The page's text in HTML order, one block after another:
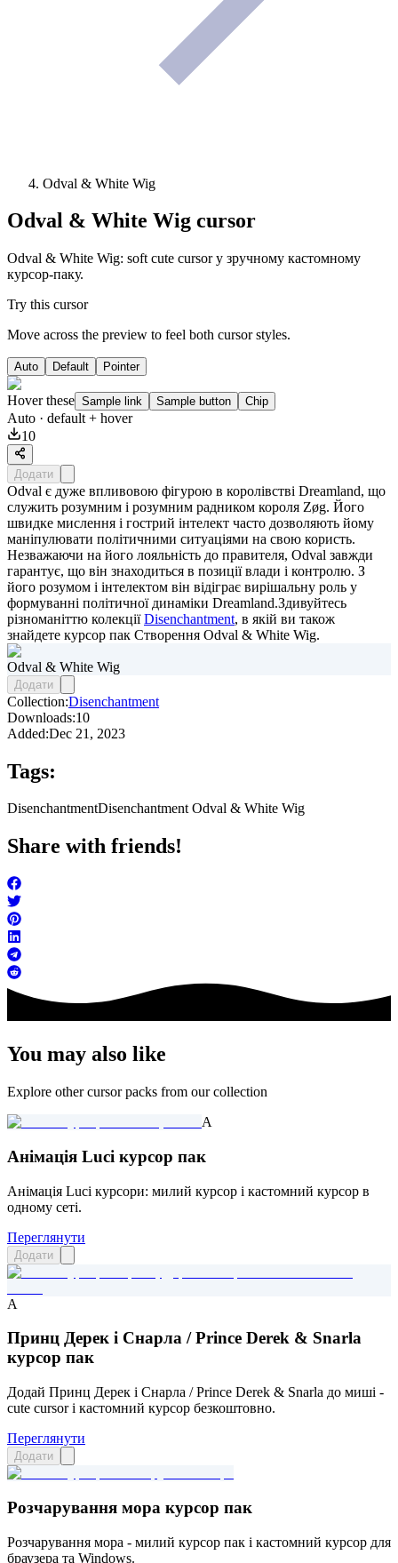
Odval & White Wig
Odval & White Wig cursor
Odval & White Wig: soft cute cursor у зручному кастомному
курсор-паку.
Try this cursor
Move across the preview to feel both cursor styles.
Auto Default Pointer
Hover these Sample link Sample button Chip
Auto · default + hover
10
Додати
Odval є дуже впливовою фігурою в королівстві Dreamland, що
служить розумним і розумним радником короля Zøg. Його
швидке мислення і гострий інтелект часто дозволяють йому
маніпулювати політичними ситуаціями на свою користь.
Незважаючи на його лояльність до правителя, Odval завжди
гарантує, що він знаходиться в позиції влади і контролю. З
його розумом і інтелектом він відіграє вирішальну роль у
формуванні політичної динаміки Dreamland.Здивуйтесь
різноманіттю колекціїDisenchantment, в якій ви також
знайдете курсор пак Створення Odval & White Wig.
Odval & White Wig
Додати
Collection:Disenchantment
Downloads:10
Added:Dec 21, 2023
Tags:
DisenchantmentDisenchantment Odval & White Wig
Share with friends!
You may also like
Explore other cursor packs from our collection
A
Анімація Luci курсор пак
Анімація Luci курсори: милий курсор і кастомний курсор в
одному сеті.
Переглянути
Додати
A
Принц Дерек і Снарла / Prince Derek & Snarla
курсор пак
Додай Принц Дерек і Снарла / Prince Derek & Snarla до миші -
cute cursor і кастомний курсор безкоштовно.
Переглянути
Додати
Розчарування мора курсор пак
Розчарування мора - милий курсор пак і кастомний курсор для
браузера та Windows.